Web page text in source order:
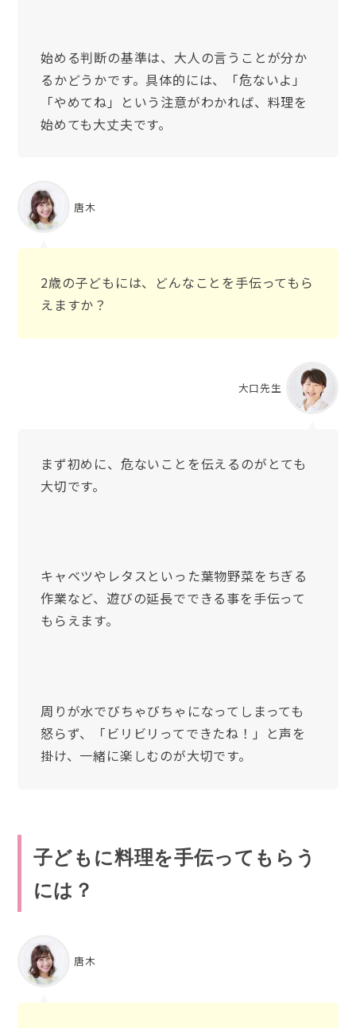
始める判断の基準は、大人の言うことが分か
るかどうかです。具体的には、「危ないよ」
「やめてね」という注意がわかれば、料理を
始めても大丈夫です。
唐木
2歳の子どもには、どんなことを手伝ってもら
えますか？
大口先生
まず初めに、危ないことを伝えるのがとても
大切です。
キャベツやレタスといった葉物野菜をちぎる
作業など、遊びの延長でできる事を手伝って
もらえます。
周りが水でびちゃびちゃになってしまっても
怒らず、「ビリビリってできたね！」と声を
掛け、一緒に楽しむのが大切です。
子どもに料理を手伝ってもらう
には？
唐木